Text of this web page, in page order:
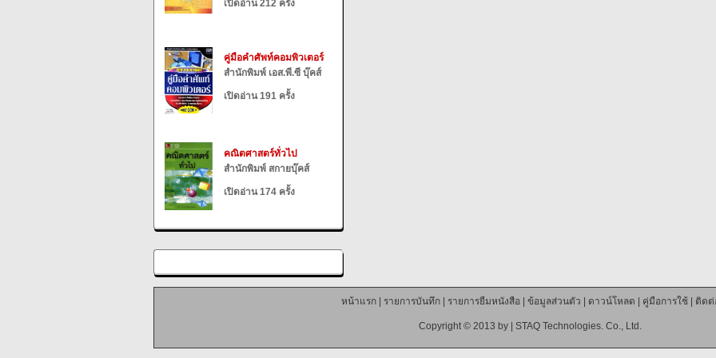
เปิดอ่าน 212 ครั้ง
คู่มือคำศัพท์คอมพิวเตอร์
สำนักพิมพ์ เอส.พี.ซี บุ๊คส์
เปิดอ่าน 191 ครั้ง
คณิตศาสตร์ทั่วไป
สำนักพิมพ์ สกายบุ๊คส์
เปิดอ่าน 174 ครั้ง
หน้าแรก| รายการบันทึก| รายการยืมหนังสือ ข้อมูลส่วนตัว ดาวน์โหลด คู่มือการใช้| ติดต่
Copyright © 2013 by | STAQ Technologies. Co., Ltd.